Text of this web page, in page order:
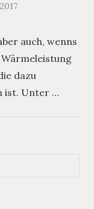
auch, wenns
dazu
ist. Unter …